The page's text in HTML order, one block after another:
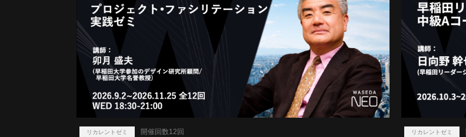
リカレントゼミ 開催回数12回 リカレントゼミ